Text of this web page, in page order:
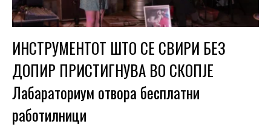
ИНСТРУМЕНТОТ ШТО СЕ СВИРИ БЕЗ
ДОПИР ПРИСТИГНУВА ВО СКОПЈЕ
Лабараториум отвора бесплатни
работилници